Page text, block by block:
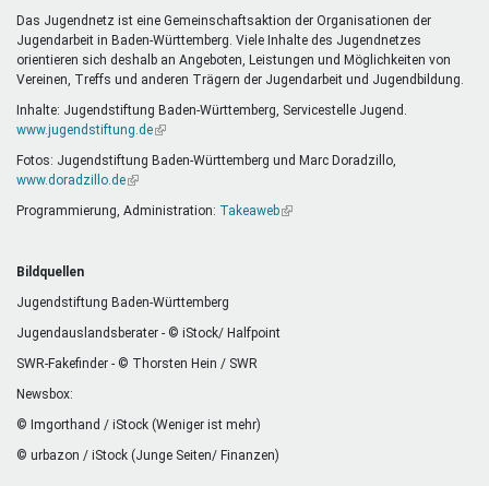
Das Jugendnetz ist eine Gemeinschaftsaktion der Organisationen der
Jugendarbeit in Baden-Württemberg. Viele Inhalte des Jugendnetzes
orientieren sich deshalb an Angeboten, Leistungen und Möglichkeiten von
Vereinen, Treffs und anderen Trägern der Jugendarbeit und Jugendbildung.
Inhalte: Jugendstiftung Baden-Württemberg, Servicestelle Jugend.
www.jugendstiftung.de(Link
extern)
Fotos: Jugendstiftung Baden-Württemberg und Marc Doradzillo,
www.doradzillo.de(Link
extern)
Programmierung, Administration: Takeaweb(Link
Bildquellen
Jugendstiftung Baden-Württemberg
Jugendauslandsberater - © iStock/ Halfpoint
SWR-Fakefinder - © Thorsten Hein / SWR
Newsbox:
© Imgorthand / iStock (Weniger ist mehr)
© urbazon / iStock (Junge Seiten/ Finanzen)